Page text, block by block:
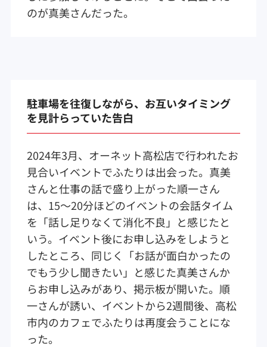
のが真美さんだった。
駐車場を往復しながら、お互いタイミング
を見計らっていた告白
2024年3月、オーネット高松店で行われたお
見合いイベントでふたりは出会った。真美
さんと仕事の話で盛り上がった順一さん
は、15～20分ほどのイベントの会話タイム
を「話し足りなくて消化不良」と感じたと
いう。イベント後にお申し込みをしようと
したところ、同じく「お話が面白かったの
でもう少し聞きたい」と感じた真美さんか
らお申し込みがあり、掲示板が開いた。順
一さんが誘い、イベントから2週間後、高松
市内のカフェでふたりは再度会うことにな
った。